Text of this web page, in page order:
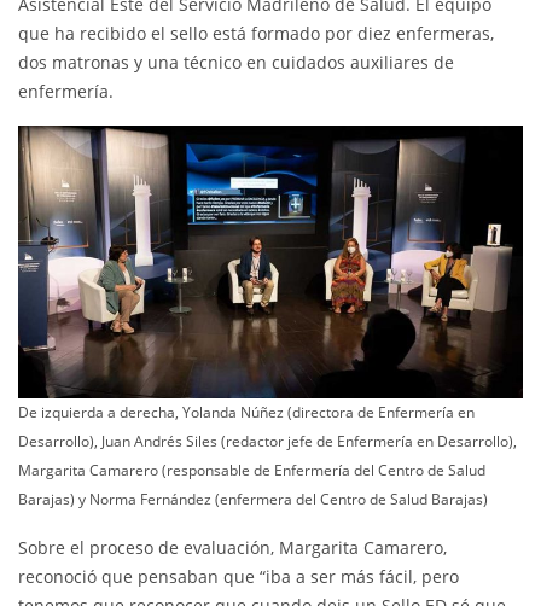
que ha recibido el sello está formado por diez enfermeras,
dos matronas y una técnico en cuidados auxiliares de
enfermería.
De izquierda a derecha, Yolanda Núñez (directora de Enfermería en
Desarrollo), Juan Andrés Siles (redactor jefe de Enfermería en Desarrollo),
Margarita Camarero (responsable de Enfermería del Centro de Salud
Barajas) y Norma Fernández (enfermera del Centro de Salud Barajas)
Sobre el proceso de evaluación, Margarita Camarero,
reconoció que pensaban que “iba a ser más fácil, pero